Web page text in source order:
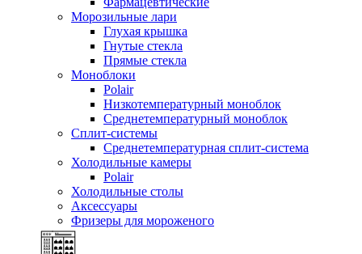
Морозильные лари
Глухая крышка
Гнутые стекла
Прямые стекла
Моноблоки
Polair
Низкотемпературный моноблок
Среднетемпературный моноблок
Сплит-системы
Среднетемпературная сплит-система
Холодильные камеры
Polair
Холодильные столы
Аксессуары
Фризеры для мороженого